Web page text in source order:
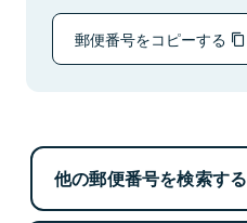
郵便番号をコピーする
他の郵便番号を検索する